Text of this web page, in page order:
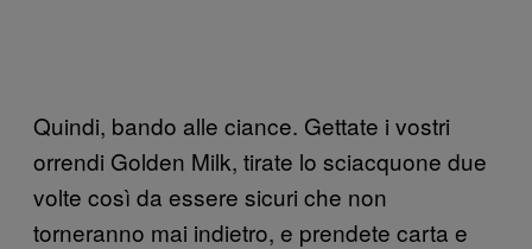
Quindi, bando alle ciance. Gettate i vostri
orrendi Golden Milk, tirate lo sciacquone due
volte così da essere sicuri che non
torneranno mai indietro, e prendete carta e